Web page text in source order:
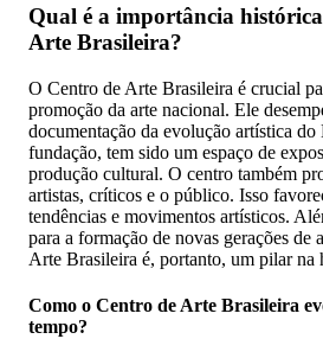
Qual é a importância
Arte Brasileira?
O Centro de Arte Brasileira é crucial
promoção da arte nacional. Ele
documentação da evolução artística do
fundação, tem sido um espaço de
produção cultural. O centro também
artistas, críticos e o público. Isso
tendências e movimentos artísticos.
para a formação de novas gerações de
Arte Brasileira é, portanto, um pilar na
Como o Centro de Arte Brasileira
tempo?